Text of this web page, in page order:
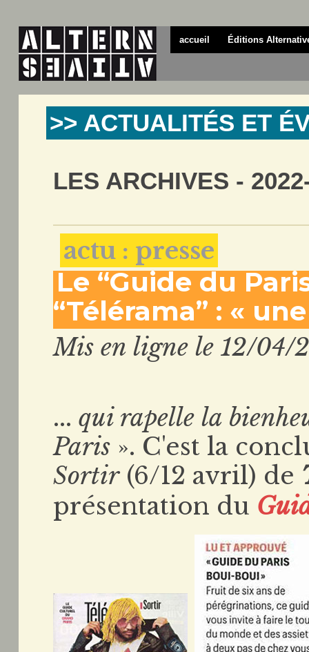
accueil Éditions
>> ACTUALITÉS ET
LES ARCHIVES -
actu : presse
Le “Guide du
“Télérama” : «
Mis en ligne le 12/04/
...qui rapelle la
Paris ». C'est la
Sortir(6/12 avril) de
présentation du